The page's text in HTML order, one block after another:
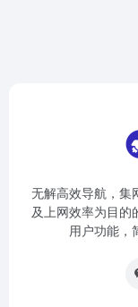
无解高效导航，集
及上网效率为目的
用户功能，